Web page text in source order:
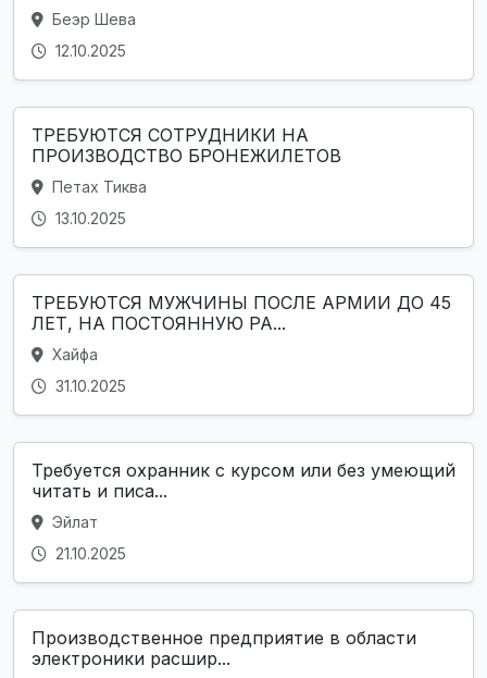
Беэр Шева
12.10.2025
ТРЕБУЮТСЯ СОТРУДНИКИ НА
ПРОИЗВОДСТВО БРОНЕЖИЛЕТОВ
Петах Тиква
13.10.2025
ТРЕБУЮТСЯ МУЖЧИНЫ ПОСЛЕ АРМИИ ДО 45
ЛЕТ, НА ПОСТОЯННУЮ РА...
Хайфа
31.10.2025
Требуется охранник с курсом или без умеющий
читать и писа...
Эйлат
21.10.2025
Производственное предприятие в области
электроники расшир...